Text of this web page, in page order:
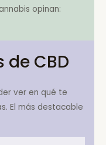
opinan:
CBD
ver en qué te
El más destacable